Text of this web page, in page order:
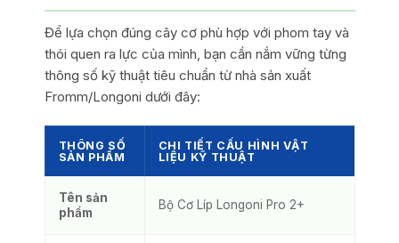
Để lựa chọn đúng cây cơ phù hợp với phom tay và
thói quen ra lực của mình, bạn cần nắm vững từng
thông số kỹ thuật tiêu chuẩn từ nhà sản xuất
Fromm/Longoni dưới đây:
THÔNG SỐ
SẢN PHẨM
CHI TIẾT CẤU HÌNH VẬT
LIỆU KỸ THUẬT
Tên sản
phẩm
Bộ Cơ Líp Longoni Pro 2+